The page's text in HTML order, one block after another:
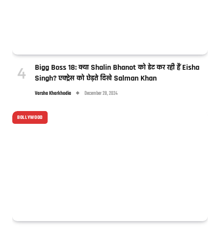
Bigg Boss 18: क्या Shalin Bhanot को डेट कर रही हैं Eisha
Singh? एक्ट्रेस को छेड़ते दिखे Salman Khan
Varsha Kharkhodia December 28, 2024
BOLLYWOOD